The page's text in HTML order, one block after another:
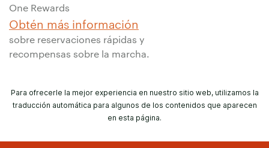
One Rewards
Obtén más información
sobre reservaciones rápidas y
recompensas sobre la marcha.
Para ofrecerle la mejor experiencia en nuestro sitio web, utilizamos la
traducción automática para algunos de los contenidos que aparecen
en esta página.